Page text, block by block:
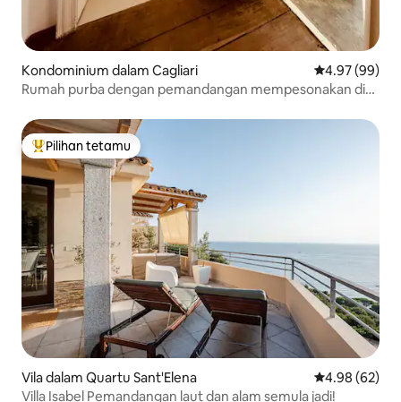
Kondominium dalam Cagliari Penarafan
4.97 (99)
Rumah purba dengan pemandangan mempesonakan di
Pilihan utama tetamu
Pilihan tetamu
Vila dalam Quartu Sant'Elena Penarafan
4.98 (62)
Villa Isabel Pemandangan laut dan alam semula jadi!